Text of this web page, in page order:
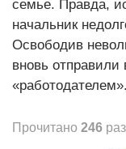
семье. Правда,
начальник
Освободив
вновь
«работодателем».
Прочитано 246 раз